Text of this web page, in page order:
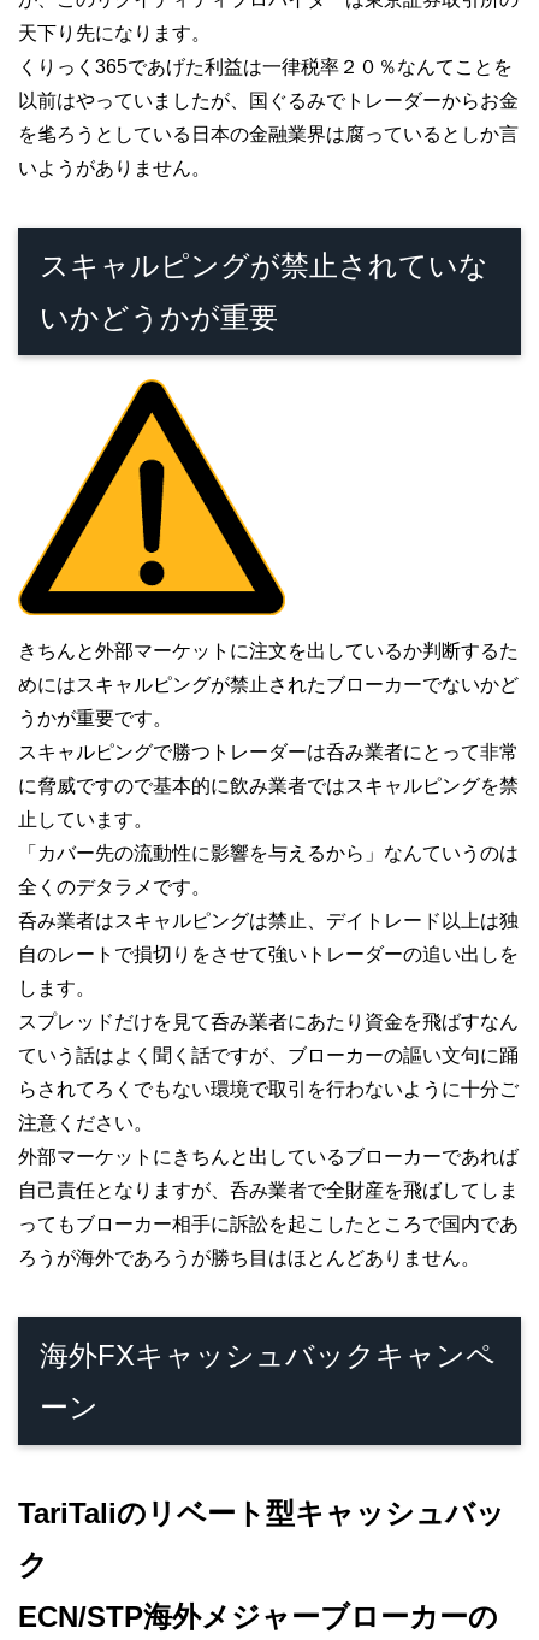
天下り先になります。
くりっく365であげた利益は一律税率２０％なんてことを
以前はやっていましたが、国ぐるみでトレーダーからお金
を毟ろうとしている日本の金融業界は腐っているとしか言
いようがありません。
スキャルピングが禁止されていな
いかどうかが重要
きちんと外部マーケットに注文を出しているか判断するた
めにはスキャルピングが禁止されたブローカーでないかど
うかが重要です。
スキャルピングで勝つトレーダーは呑み業者にとって非常
に脅威ですので基本的に飲み業者ではスキャルピングを禁
止しています。
「カバー先の流動性に影響を与えるから」なんていうのは
全くのデタラメです。
呑み業者はスキャルピングは禁止、デイトレード以上は独
自のレートで損切りをさせて強いトレーダーの追い出しを
します。
スプレッドだけを見て呑み業者にあたり資金を飛ばすなん
ていう話はよく聞く話ですが、ブローカーの謳い文句に踊
らされてろくでもない環境で取引を行わないように十分ご
注意ください。
外部マーケットにきちんと出しているブローカーであれば
自己責任となりますが、呑み業者で全財産を飛ばしてしま
ってもブローカー相手に訴訟を起こしたところで国内であ
ろうが海外であろうが勝ち目はほとんどありません。
海外FXキャッシュバックキャンペ
ーン
TariTaliのリベート型キャッシュバッ
ク
ECN/STP海外メジャーブローカーの